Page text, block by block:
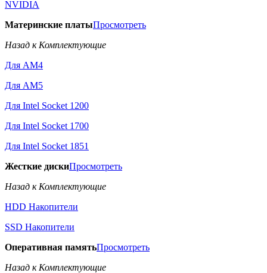
NVIDIA
Материнские платыПросмотреть
Назад к Комплектующие
Для AM4
Для AM5
Для Intel Socket 1200
Для Intel Socket 1700
Для Intel Socket 1851
Жесткие дискиПросмотреть
Назад к Комплектующие
HDD Накопители
SSD Накопители
Оперативная памятьПросмотреть
Назад к Комплектующие